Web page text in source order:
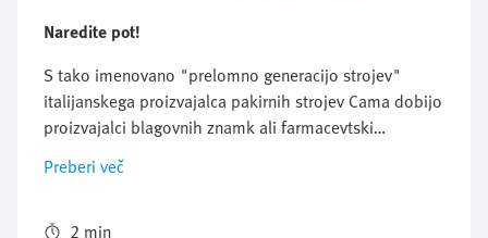
Naredite pot!
S tako imenovano "prelomno generacijo strojev"
italijanskega proizvajalca pakirnih strojev Cama dobijo
proizvajalci blagovnih znamk ali farmacevtski
proizvajalci popolnoma nov občutek za prostor v
svojih tovarnah: novi stroji Cama zaradi koncepta
prostora.
Preberi več
2 min